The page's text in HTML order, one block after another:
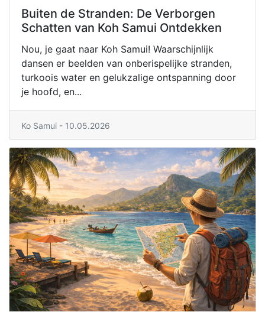
Buiten de Stranden: De Verborgen
Schatten van Koh Samui Ontdekken
Nou, je gaat naar Koh Samui! Waarschijnlijk
dansen er beelden van onberispelijke stranden,
turkoois water en gelukzalige ontspanning door
je hoofd, en...
Ko Samui - 10.05.2026